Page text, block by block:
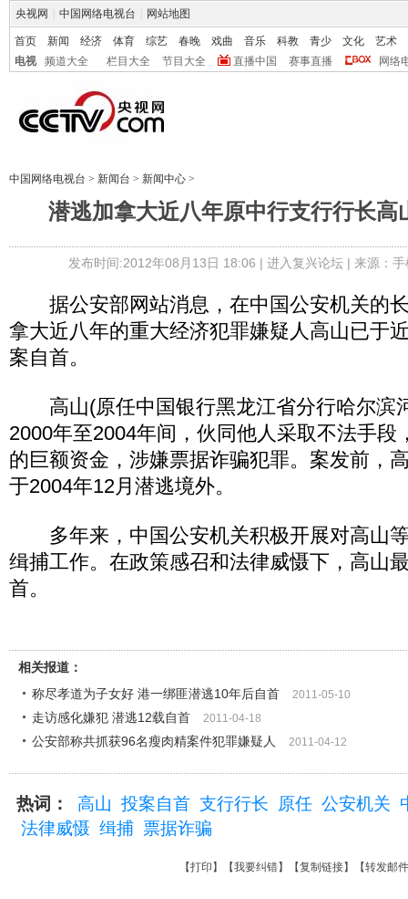
央视网 中国网络电视台 网站地图
首页 新闻 经济 体育 综艺 春晚 戏曲 音乐 科教 青少 文化
艺术
电视
频道大全 栏目大全 节目大全 直播中国 赛事直播 网络
中国网络电视台 > 新闻台 > 新闻中心 >
潜逃加拿大近八年原中行支行行长高
发布时间:2012年08月13日 18:06 | 进入复兴论坛| 来源：
据公安部网站消息，在中国公安机关的
拿大近八年的重大经济犯罪嫌疑人高山已于
案自首。
高山(原任中国银行黑龙江省分行哈尔滨
2000年至2004年间，伙同他人采取不法手段
的巨额资金，涉嫌票据诈骗犯罪。案发前，
于2004年12月潜逃境外。
多年来，中国公安机关积极开展对高山
缉捕工作。在政策感召和法律威慑下，高山
首。
相关报道：
称尽孝道为子女好 港一绑匪潜逃10年后自首
2011-05-10
走访感化嫌犯 潜逃12载自首 2011-04-18
公安部称共抓获96名瘦肉精案件犯罪嫌疑人 2011-04-12
热词： 高山 投案自首 支行行长 原任 公安机关
法律威慑 缉捕 票据诈骗
【打印 】【我要纠错】【复制链接】【转发邮件